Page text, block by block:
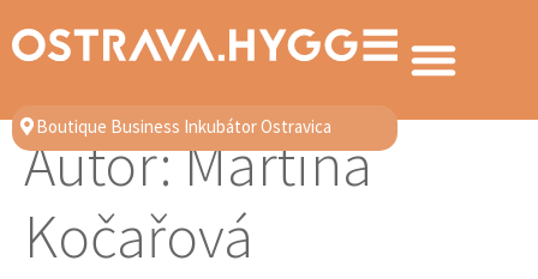
Boutique Business Inkubátor Ostravica
Autor:Martina
Kočařová